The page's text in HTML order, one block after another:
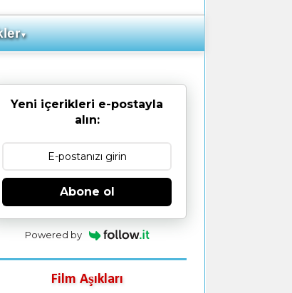
▼
Yeni içerikleri e-postayla
alın:
Abone ol
Powered by
Film Aşıkları